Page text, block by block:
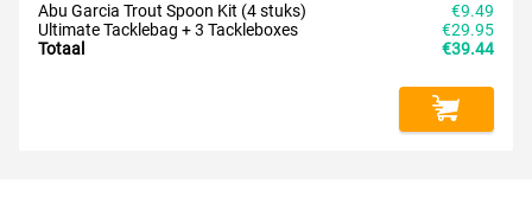
Abu Garcia Trout Spoon Kit (4 stuks)
€9.49
Ultimate Tacklebag + 3 Tackleboxes
€29.95
Totaal
€39.44